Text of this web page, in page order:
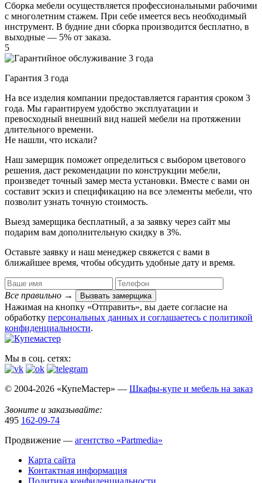
Сборка мебели осуществляется профессиональными рабочими
с многолетним стажем. При себе имеется весь необходимый
инструмент. В будние дни сборка производится бесплатно, в
выходные — 5% от заказа.
5
Гарантия 3 года
На все изделия компании предоставляется гарантия сроком 3
года. Мы гарантируем удобство эксплуатации и
превосходный внешний вид нашей мебели на протяжении
длительного времени.
Не нашли, что искали?
Наш замерщик поможет определиться с выбором цветового
решения, даст рекомендации по конструкции мебели,
произведет точный замер места установки. Вместе с вами он
составит эскиз и спецификацию на все элементы мебели, что
позволит узнать точную стоимость.
Выезд замерщика бесплатный, а за заявку через сайт мы
подарим вам дополнительную скидку в 3%.
Оставьте заявку и наш менеджер свяжется с вами в
ближайшее время, чтобы обсудить удобные дату и время.
Все правильно → Вызвать замерщика
Нажимая на кнопку «Отправить», вы даете согласие на
обработку персональных данных​ и соглашаетесь c политикой
конфиденциальности.
Мы в соц. сетях:
© 2004-2026 «КупеМастер» — Шкафы-купе и мебель на заказ
Звоните и заказывайте:
495 162-09-74
Продвижение — агентство «Partmedia»
Карта сайта
Контактная информация